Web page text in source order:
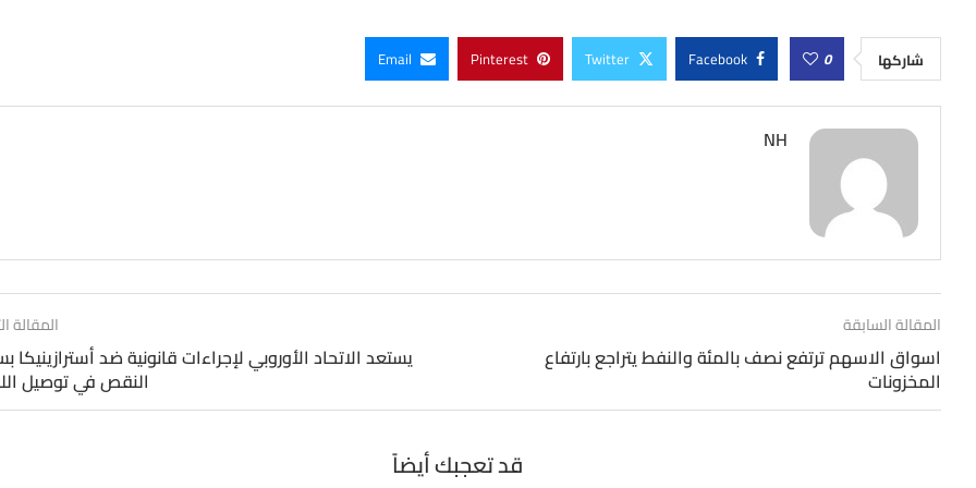
شاركها 0
Facebook
Twitter
Pinterest
Email
NH
المقالة السابقة
اسواق الاسهم ترتفع نصف بالمئة والنفط يتراجع بارتفاع
المخزونات
المقالة
يستعد الاتحاد الأوروبي لإجراءات قانونية ضد أسترازينيكا
النقص في توصيل
قد تعجبك أيضاً